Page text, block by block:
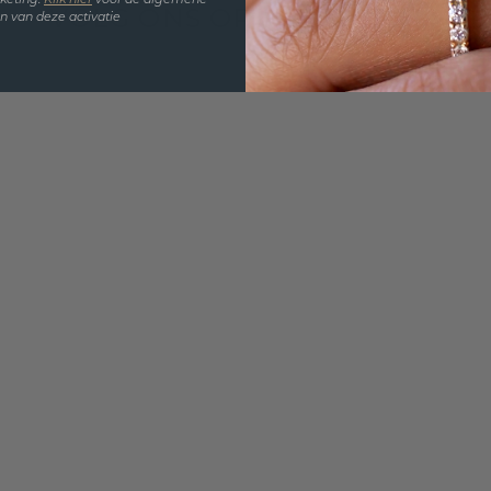
VOLG ONS OP INSTAGRAM
van deze activatie